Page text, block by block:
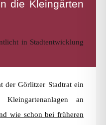
die Kleingärten
in Stadtentwicklung
der Görlitzer Stadtrat ein
an
wie schon bei früheren